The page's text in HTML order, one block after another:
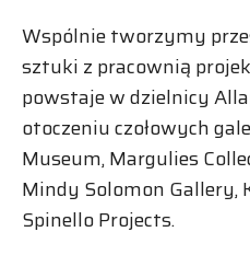
Wspólnie tworzymy
sztuki z pracownią
powstaje w dzielnicy
otoczeniu czołowych
Museum, Margulies
Mindy Solomon Gallery,
Spinello Projects.